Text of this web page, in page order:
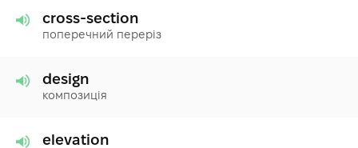
cross-section
поперечний переріз
design
композиція
elevation